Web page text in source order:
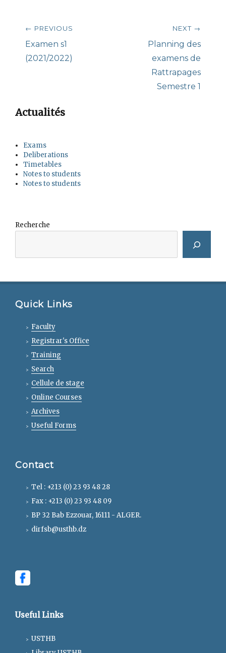
Post
navigation
← PREVIOUS
Previous
post:
Examen s1
(2021/2022)
NEXT →
Planning des
examens de
Rattrapages
Semestre 1
Actualités
Exams
Deliberations
Timetables
Notes to students
Notes to students
Recherche
Quick Links
Faculty
Registrar's Office
Training
Search
Cellule de stage
Online Courses
Archives
Useful Forms
Contact
Tel : +213 (0) 23 93 48 28
Fax : +213 (0) 23 93 48 09
BP 32 Bab Ezzouar, 16111 - ALGER.
dirfsb@usthb.dz
Useful Links
USTHB